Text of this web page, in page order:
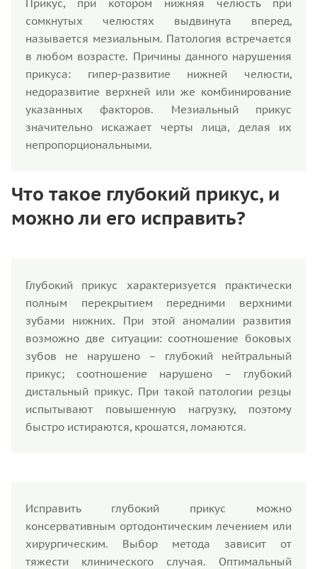
Прикус, при котором нижняя челюсть при
сомкнутых челюстях выдвинута вперед,
называется мезиальным. Патология встречается
в любом возрасте. Причины данного нарушения
прикуса: гипер-развитие нижней челюсти,
недоразвитие верхней или же комбинирование
указанных факторов. Мезиальный прикус
значительно искажает черты лица, делая их
непропорциональными.
Что такое глубокий прикус, и
можно ли его исправить?
Глубокий прикус характеризуется практически
полным перекрытием передними верхними
зубами нижних. При этой аномалии развития
возможно две ситуации: соотношение боковых
зубов не нарушено – глубокий нейтральный
прикус; соотношение нарушено – глубокий
дистальный прикус. При такой патологии резцы
испытывают повышенную нагрузку, поэтому
быстро истираются, крошатся, ломаются.
Исправить глубокий прикус можно
консервативным ортодонтическим лечением или
хирургическим. Выбор метода зависит от
тяжести клинического случая. Оптимальный